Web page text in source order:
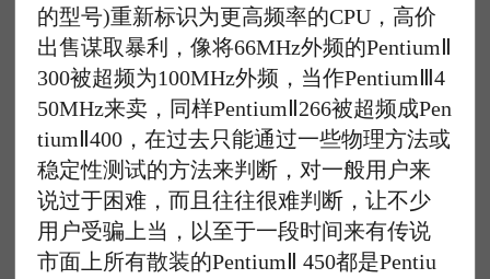
的型号)重新标识为更高频率的CPU，高价
出售谋取暴利，像将66MHz外频的PentiumⅡ
300被超频为100MHz外频，当作PentiumⅢ4
50MHz来卖，同样PentiumⅡ266被超频成Pen
tiumⅡ400，在过去只能通过一些物理方法或
稳定性测试的方法来判断，对一般用户来
说过于困难，而且往往很难判断，让不少
用户受骗上当，以至于一段时间来有传说
市面上所有散装的PentiumⅡ 450都是Pentiu